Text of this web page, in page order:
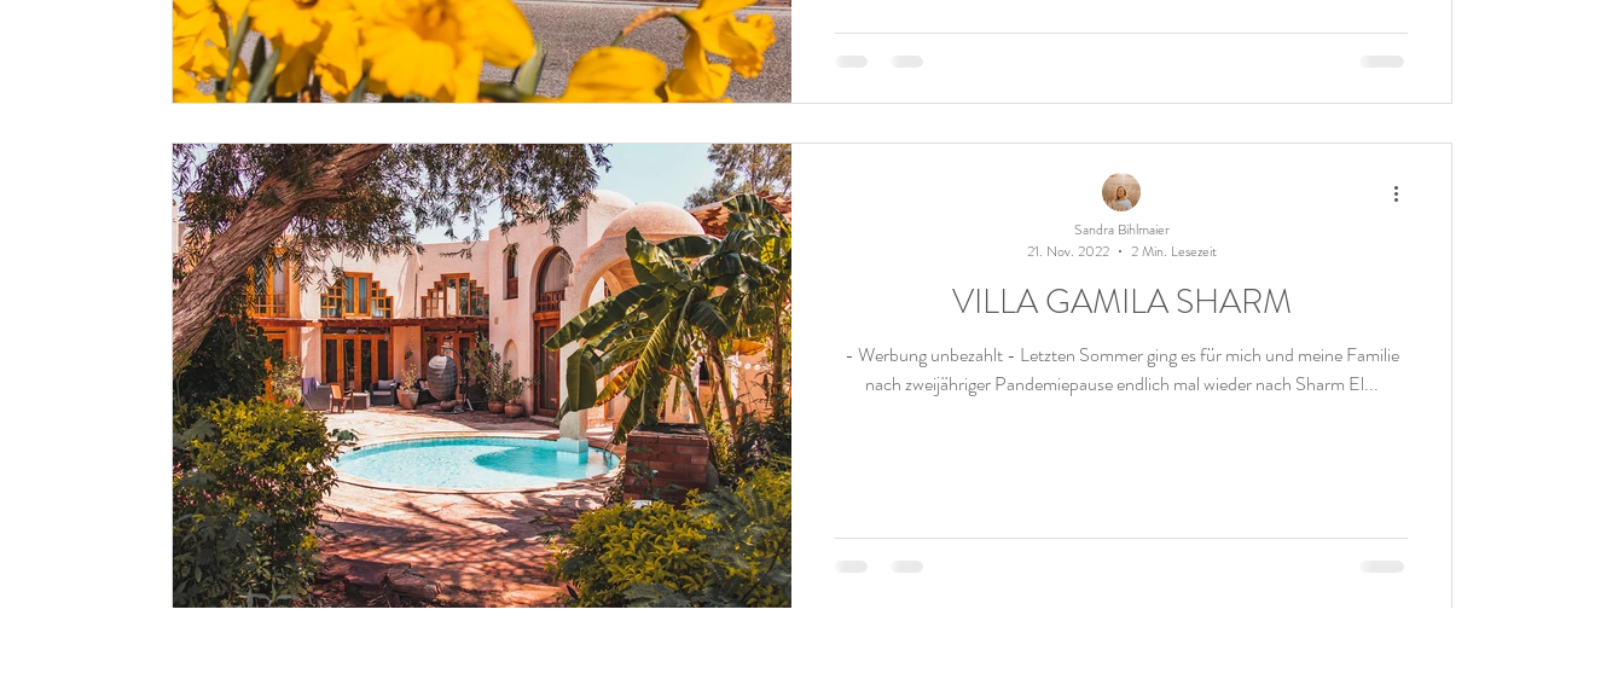
VILLA GAMILA SHARM
- Werbung unbezahlt - Letzten Sommer ging es für mich und meine Familie
nach zweijähriger Pandemiepause endlich mal wieder nach Sharm El...
Sandra Bihlmaier
21. Nov. 2022
2 Min. Lesezeit